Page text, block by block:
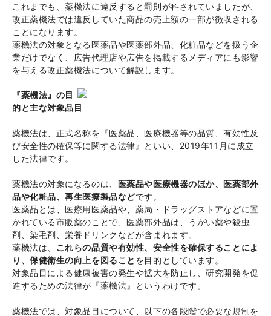
これまでも、薬機法に違反すると罰則が科されていましたが、
改正薬機法では違反していた商品の売上額の一部が徴収される
ことになります。
薬機法の対象となる医薬品や医薬部外品、化粧品などを扱う企
業だけでなく、広告代理店や広告を掲載するメディアにも影響
を与える改正薬機法について解説します。
『薬機法』の目
的と主な対象品目
薬機法は、正式名称を『医薬品、医療機器等の品質、有効性及
び安全性の確保等に関する法律』といい、2019年11月に成立
した法律です。
薬機法の対象になるのは、 医薬品や医療機器のほか、医薬部外
品や化粧品、再生医療製品などです。
医薬品とは、医療用医薬品や、薬局・ドラッグストアなどに置
かれている市販薬のことで、医薬部外品は、うがい薬や殺虫
剤、染毛剤、栄養ドリンクなどが含まれます。
薬機法は、 これらの品質や有効性、安全性を確保することによ
り、保健衛生の向上を図ること を目的としています。
対象品目による健康被害の発生や拡大を防止し、研究開発を促
進するための法律が『薬機法』というわけです。
薬機法では、対象品目について、以下の各段階で必要な規制を